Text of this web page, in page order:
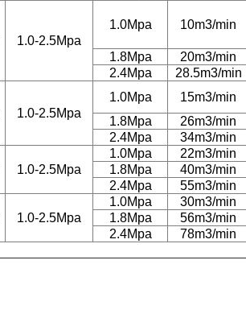
1.0-2.5Mpa
1.0Mpa 10m3/min
1.8Mpa
20m3/min
2.4Mpa 28.5m3/min
1.0-2.5Mpa
1.0Mpa 15m3/min
1.8Mpa
26m3/min
2.4Mpa 34m3/min
1.0-2.5Mpa
1.0Mpa
22m3/min
1.8Mpa
40m3/min
2.4Mpa 55m3/min
1.0-2.5Mpa
1.0Mpa
30m3/min
1.8Mpa
56m3/min
2.4Mpa
78m3/min